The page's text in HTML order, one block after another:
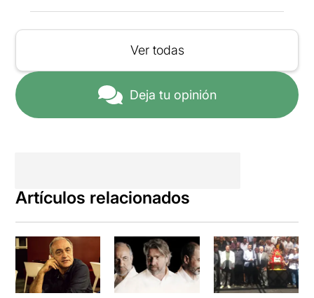
Ver todas
Deja tu opinión
Artículos relacionados